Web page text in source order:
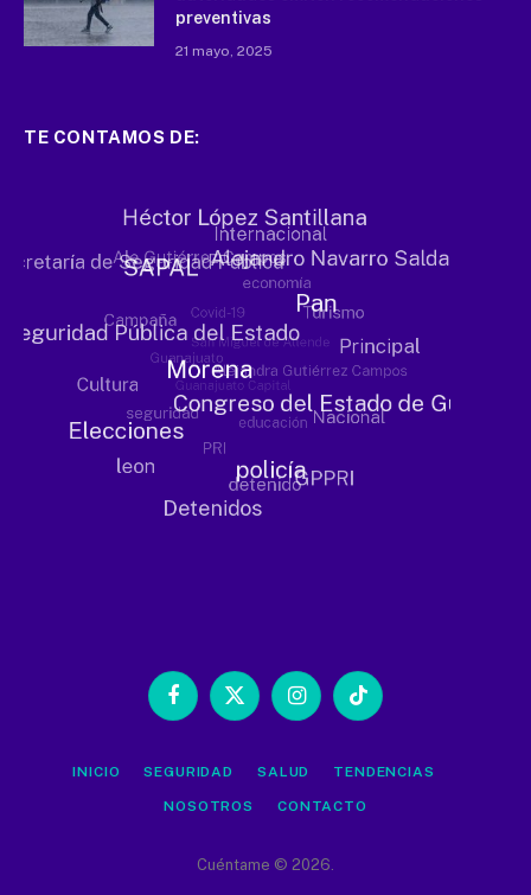
preventivas
21 mayo, 2025
TE CONTAMOS DE:
Facebook
X
InstagramTikTok
INICIO SEGURIDAD SALUD TENDENCIAS
NOSOTROS CONTACTO
Cuéntame © 2026.